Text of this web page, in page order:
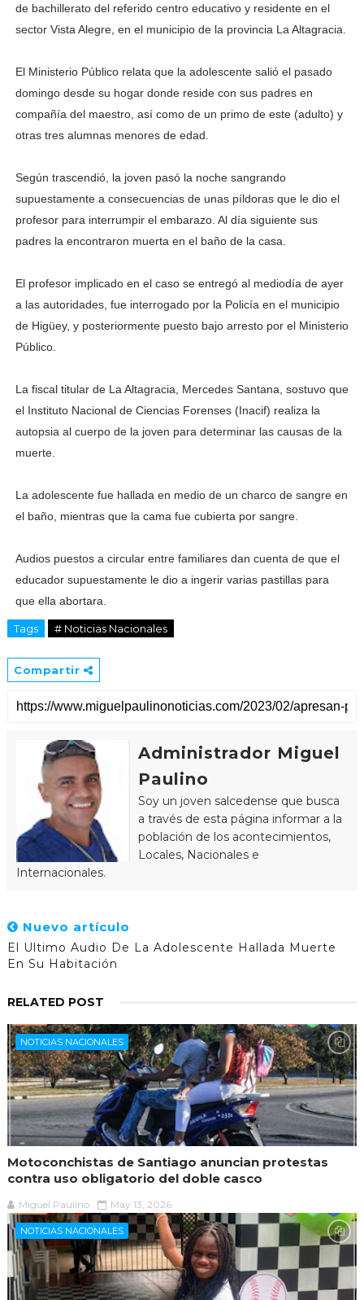
de bachillerato del referido centro educativo y residente en el
sector Vista Alegre, en el municipio de la provincia La Altagracia.
El Ministerio Público relata que la adolescente salió el pasado
domingo desde su hogar donde reside con sus padres en
compañía del maestro, así como de un primo de este (adulto) y
otras tres alumnas menores de edad.
Según trascendió, la joven pasó la noche sangrando
supuestamente a consecuencias de unas píldoras que le dio el
profesor para interrumpir el embarazo. Al día siguiente sus
padres la encontraron muerta en el baño de la casa.
El profesor implicado en el caso se entregó al mediodía de ayer
a las autoridades, fue interrogado por la Policía en el municipio
de Higüey, y posteriormente puesto bajo arresto por el Ministerio
Público.
La fiscal titular de La Altagracia, Mercedes Santana, sostuvo que
el Instituto Nacional de Ciencias Forenses (Inacif) realiza la
autopsia al cuerpo de la joven para determinar las causas de la
muerte.
La adolescente fue hallada en medio de un charco de sangre en
el baño, mientras que la cama fue cubierta por sangre.
Audios puestos a circular entre familiares dan cuenta de que el
educador supuestamente le dio a ingerir varias pastillas para
que ella abortara.
Tags # Noticias Nacionales
Compartir
Administrador Miguel
Paulino
Soy un joven salcedense que busca
a través de esta página informar a la
población de los acontecimientos,
Locales, Nacionales e
Internacionales.
Nuevo artículo
El Ultimo Audio De La Adolescente Hallada Muerte
En Su Habitación
RELATED POST
NOTICIAS NACIONALES
Motoconchistas de Santiago anuncian protestas
contra uso obligatorio del doble casco
Miguel Paulino May 13, 2026
NOTICIAS NACIONALES